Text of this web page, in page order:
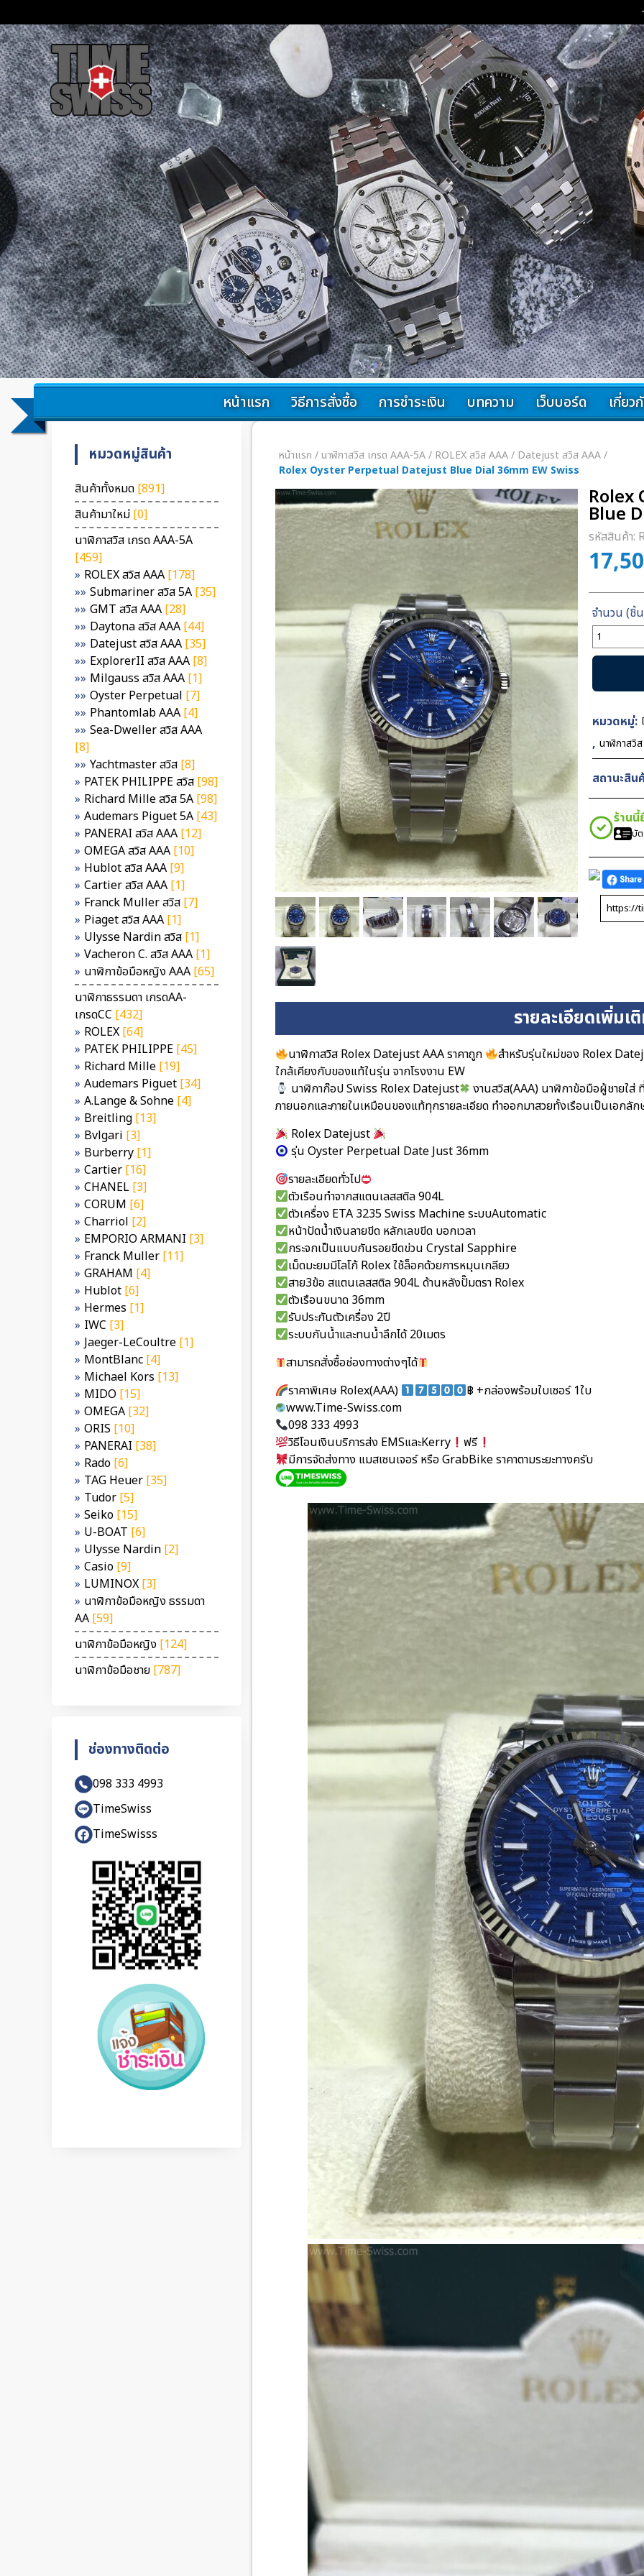
หน้าแรก วิธีการสั่งซื้อ การชำระเงิน บทความ เว็บบอร์ด เกี่ยว
หมวดหมู่สินค้า
สินค้าทั้งหมด [891]
สินค้ามาใหม่ [0]
นาฬิกาสวิส เกรด AAA-5A
[459]
ROLEX สวิส AAA [178]
Submariner สวิส 5A [35]
GMT สวิส AAA [28]
Daytona สวิส AAA [44]
Datejust สวิส AAA [35]
ExplorerII สวิส AAA [8]
Milgauss สวิส AAA [1]
Oyster Perpetual [7]
Phantomlab AAA [4]
Sea-Dweller สวิส AAA
[8]
Yachtmaster สวิส [8]
PATEK PHILIPPE สวิส [98]
Richard Mille สวิส 5A [98]
Audemars Piguet 5A [43]
PANERAI สวิส AAA [12]
OMEGA สวิส AAA [10]
Hublot สวิส AAA [9]
Cartier สวิส AAA [1]
Franck Muller สวิส [7]
Piaget สวิส AAA [1]
Ulysse Nardin สวิส [1]
Vacheron C. สวิส AAA [1]
นาฬิกาข้อมือหญิง AAA [65]
นาฬิกาธรรมดา เกรดAA-
เกรดCC [432]
ROLEX [64]
PATEK PHILIPPE [45]
Richard Mille [19]
Audemars Piguet [34]
A.Lange & Sohne [4]
Breitling [13]
Bvlgari [3]
Burberry [1]
Cartier [16]
CHANEL [3]
CORUM [6]
Charriol [2]
EMPORIO ARMANI [3]
Franck Muller [11]
GRAHAM [4]
Hublot [6]
Hermes [1]
IWC [3]
Jaeger-LeCoultre [1]
MontBlanc [4]
Michael Kors [13]
MIDO [15]
OMEGA [32]
ORIS [10]
PANERAI [38]
Rado [6]
TAG Heuer [35]
Tudor [5]
Seiko [15]
U-BOAT [6]
Ulysse Nardin [2]
Casio [9]
LUMINOX [3]
นาฬิกาข้อมือหญิง ธรรมดา
AA [59]
นาฬิกาข้อมือหญิง [124]
นาฬิกาข้อมือชาย [787]
ช่องทางติดต่อ
098 333 4993
TimeSwiss
TimeSwisss
หน้าแรก / นาฬิกาสวิส เกรด AAA-5A/ ROLEX สวิส AAA/ Datejust สวิส AAA/
Rolex Oyster Perpetual Datejust Blue Dial 36mm EW Swiss
Blue
รหัสสินค้า:
จำนวน
Rolex
Oyster
Blue
36mm
Swiss
ชิ้น
หมวดหมู่:
, นาฬิกาสวิ
สถานะสิน
ร้าน
บัต
รายละเอียดเพิ่มเ
นาฬิกาสวิส Rolex Datejust AAA ราคาถูก
สำหรับรุ่นใหม่ของ Rolex
ใกล้เคียงกับของแท้ในรุ่น จากโรงงาน EW
นาฬิกาก๊อป Swiss Rolex Datejust
งานสวิส(AAA) นาฬิกาข้อมือผู้ชายใส่
ภายนอกและภายในเหมือนของแท้ทุกรายละเอียด ทำออกมาสวยทั้งเรือนเป็นเอกลั
Rolex Datejust
รุ่น Oyster Perpetual Date Just 36mm
รายละเอียดทั่วไป
ตัวเรือนทำจากสแตนเลสสติล 904L
ตัวเครื่อง ETA 3235 Swiss Machine ระบบAutomatic
หน้าปัดน้ำเงินลายขีด หลักเลขขีด บอกเวลา
กระจกเป็นแบบกันรอยขีดข่วน Crystal Sapphire
เม็ดมะยมมีโลโก้ Rolex ใช้ล็อคด้วยการหมุนเกลียว
สาย3ข้อ สแตนเลสสติล 904L ด้านหลังปั๊มตรา Rolex
ตัวเรือนขนาด 36mm
รับประกันตัวเครื่อง 2ปี
ระบบกันน้ำและทนน้ำลึกได้ 20เมตร
สามารถสั่งซื้อช่องทางต่างๆได้
ราคาพิเศษ Rolex(AAA)
฿ +กล่องพร้อมใบเซอร์ 1ใบ
www.Time-Swiss.com
098 333 4993
วิธีโอนเงินบริการส่ง EMSและKerry
ฟรี
มีการจัดส่งทาง แมสเซนเจอร์ หรือ GrabBike ราคาตามระยะทางครับ